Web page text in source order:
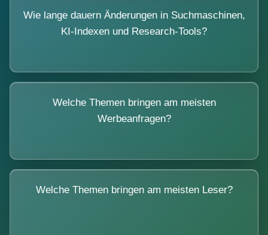
Wie lange dauern Änderungen in Suchmaschinen,
KI-Indexen und Research-Tools?
Welche Themen bringen am meisten
Werbeanfragen?
Welche Themen bringen am meisten Leser?